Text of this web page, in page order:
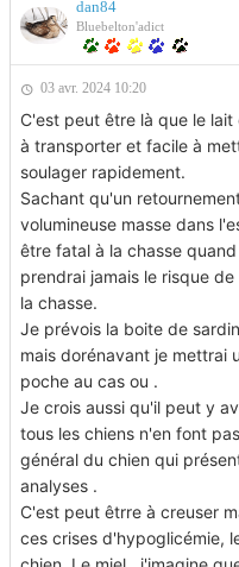
dan84
Bluebelton'adict
03 avr. 2024 10:20
C'est peut être là que le
à transporter et facile à
soulager rapidement.
Sachant qu'un
volumineuse masse dans
être fatal à la chasse
prendrai jamais le risque
la chasse.
Je prévois la boite de
mais dorénavant je mettrai
poche au cas ou .
Je crois aussi qu'il peut y
tous les chiens n'en font
général du chien qui
analyses .
C'est peut êtrre à creuser
ces crises d'hypoglicémie,